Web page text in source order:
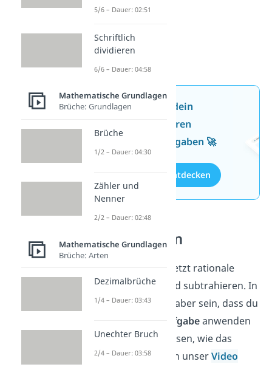
Jetzt neu: Teste dein
Wissen mit unseren
kostenlosen Aufgaben 🚀
Aufgaben entdecken
Textaufgaben
Klasse! Du kannst jetzt rationale
Zahlen addieren und subtrahieren. In
der Schule kann es aber sein, dass du
Textaufgabeanwenden
musst. Willst du wissen, wie das
geht? Dann schau in unserVideo
5/6 – Dauer: 02:51
Schriftlich
dividieren
6/6 – Dauer: 04:58
Mathematische Grundlagen
Brüche: Grundlagen
Brüche
1/2 – Dauer: 04:30
Zähler und
Nenner
2/2 – Dauer: 02:48
Mathematische Grundlagen
Brüche: Arten
Dezimalbrüche
1/4 – Dauer: 03:43
Unechter Bruch
2/4 – Dauer: 03:58